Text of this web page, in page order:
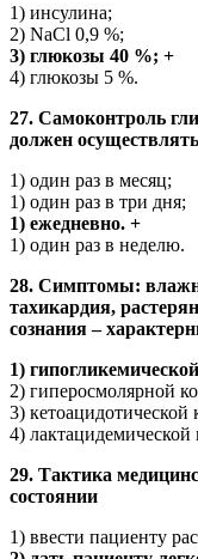
1) инсулина;
2) NaCl 0,9 %;
3) глюкозы 40 %; +
4) глюкозы 5 %.
27. Самоконтроль
должен
1) один раз в месяц;
1) один раз в три дня;
1) ежедневно. +
1) один раз в неделю.
28. Симптомы:
тахикардия,
сознания –
1)
2) гиперосмолярной
3) кетоацидотической
4) лактацидемической
29. Тактика
состоянии
1) ввести пациенту